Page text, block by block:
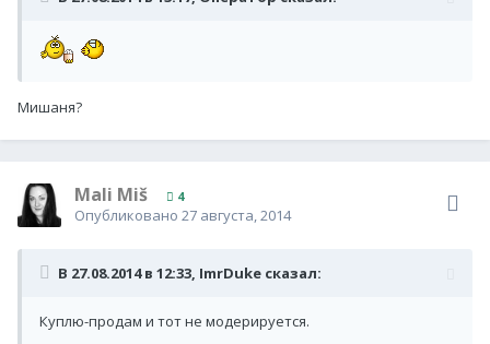
Мишаня?
Mali Miš 4
Опубликовано 27 августа, 2014
В 27.08.2014 в 12:33, ImrDuke сказал:
Куплю-продам и тот не модерируется.